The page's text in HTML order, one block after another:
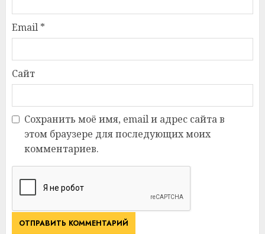
Email *
Сайт
Сохранить моё имя, email и адрес сайта в
этом браузере для последующих моих
комментариев.